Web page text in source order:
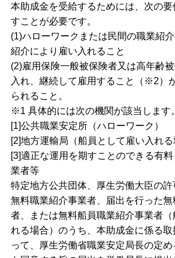
本助成金を受給するためには、次の
すことが必要です。
(1)ハローワークまたは民間の職業紹
紹介により雇い入れること
(2)雇用保険一般被保険者又は高年齢
入れ、継続して雇用すること（※2）
られること。
※1 具体的には次の機関が該当します。
[1]公共職業安定所（ハローワーク）
[2]地方運輸局（船員として雇い入れる
[3]適正な運用を期すことのできる有
業者等
特定地方公共団体、厚生労働大臣の許
無料職業紹介事業者、届出を行った
者、または無料船員職業紹介事業者（
れる場合）のうち、本助成金に係る
って、厚生労働省職業安定局長の定